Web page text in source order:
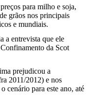
para milho e soja,
grãos nos principais
e mundiais.
a entrevista que ele
da Scot
prejudicou a
2011/2012) e nos
cenário para este ano, até